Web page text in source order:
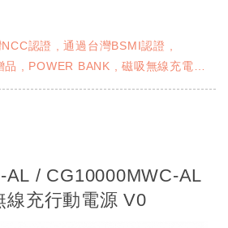
認證
通過台灣BSMI認證
品 POWER BANK
磁吸無線充電
印刷 彩印印刷 UV彩印 雷射雕刻
AL / CG10000MWC-AL
線充行動電源 V0